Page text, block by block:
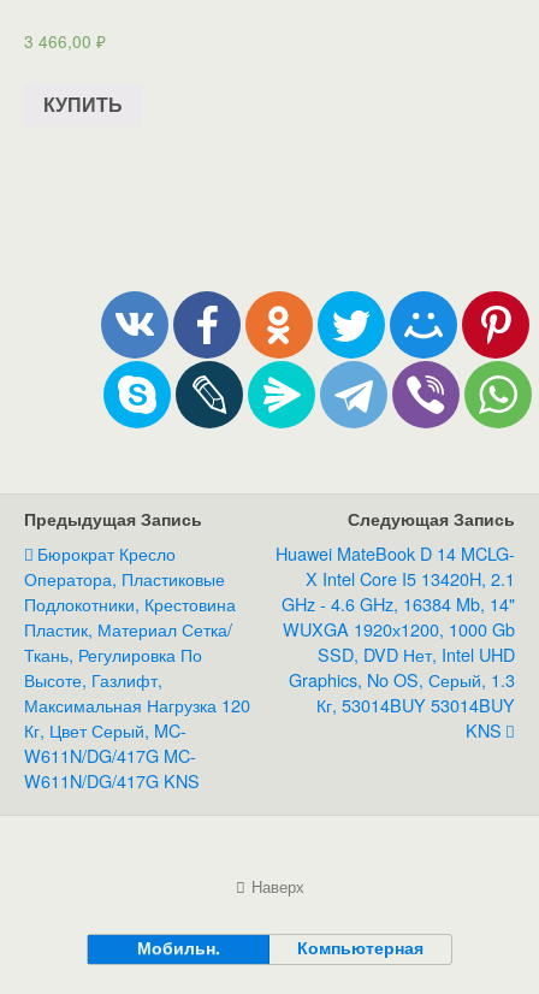
3 466,00 ₽
КУПИТЬ
Предыдущая Запись
Бюрократ Кресло
Оператора, Пластиковые
Подлокотники, Крестовина
Пластик, Материал Сетка/
Ткань, Регулировка По
Высоте, Газлифт,
Максимальная Нагрузка 120
Кг, Цвет Серый, MC-
W611N/DG/417G MC-
W611N/DG/417G KNS
Следующая Запись
Huawei MateBook D 14 MCLG-
X Intel Core I5 13420H, 2.1
GHz - 4.6 GHz, 16384 Mb, 14"
WUXGA 1920х1200, 1000 Gb
SSD, DVD Нет, Intel UHD
Graphics, No OS, Серый, 1.3
Кг, 53014BUY 53014BUY
KNS
Наверх
Мобильн. Компьютерная